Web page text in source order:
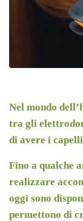
Nel mondo
tra gli
di avere i
Fino a qualche
realizzare
oggi sono
permettono di